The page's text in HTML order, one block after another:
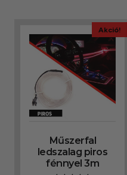
Akció!
Műszerfal
ledszalag piros
fénnyel 3m